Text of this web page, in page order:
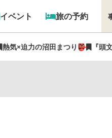
イベント 旅の予約
熱気×迫力の沼田まつり👺 『頭